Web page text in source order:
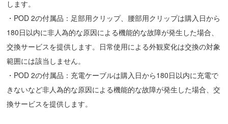
します。
・POD 2の付属品：足部用クリップ、腰部用クリップは購入日から
180日以内に非人為的な原因による機能的な故障が発生した場合、
交換サービスを提供します。日常使用による外観変化は交換の対象
範囲には該当しません。
・POD 2の付属品：充電ケーブルは購入日から180日以内に充電で
きないなど非人為的な原因による機能的な故障が発生した場合、交
換サービスを提供します。